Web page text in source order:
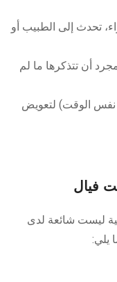
تحدث إلى الطبيب أو
أن تتذكرها ما لم
الوقت) لتعويض
فيال
ليست شائعة لدى
يلي: